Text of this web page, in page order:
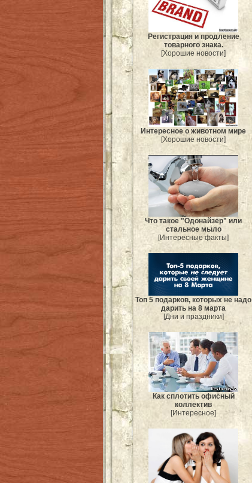
Регистрация и продление
товарного знака.
[Хорошие новости]
Интересное о животном мире
[Хорошие новости]
Что такое "Одонайзер" или
стальное мыло
[Интересные факты]
Топ 5 подарков, которых не надо
дарить на 8 марта
[Дни и праздники]
Как сплотить офисный
коллектив
[Интересное]